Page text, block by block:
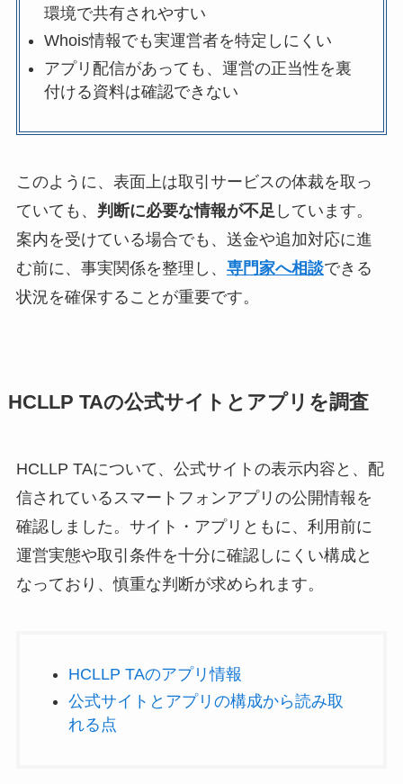
環境で共有されやすい
Whois情報でも実運営者を特定しにくい
アプリ配信があっても、運営の正当性を裏
付ける資料は確認できない
このように、表面上は取引サービスの体裁を取っ
ていても、 判断に必要な情報が不足 しています。
案内を受けている場合でも、送金や追加対応に進
む前に、事実関係を整理し、 専門家へ相談できる
状況を確保することが重要です。
HCLLP TAの公式サイトとアプリを調査
HCLLP TAについて、公式サイトの表示内容と、配
信されているスマートフォンアプリの公開情報を
確認しました。サイト・アプリともに、利用前に
運営実態や取引条件を十分に確認しにくい構成と
なっており、慎重な判断が求められます。
HCLLP TAのアプリ情報
公式サイトとアプリの構成から読み取
れる点